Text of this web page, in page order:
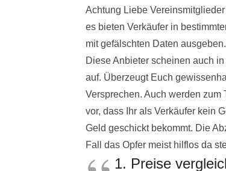
Achtung Liebe
es bieten Verkäufer in
mit gefälschten Daten ausgeben.
Diese Anbieter scheinen auch
auf. Überzeugt Euch
Versprechen. Auch werden
vor, dass Ihr als Verkäufer kein
Geld geschickt bekommt. Die
Fall das Opfer meist hilflos da
1. Preise